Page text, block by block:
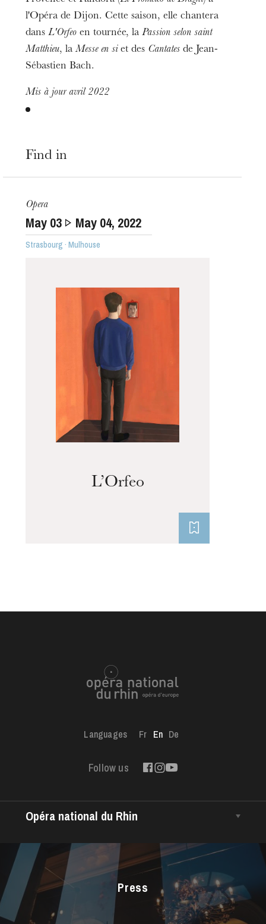
The OnR with you
Guided tours of the Opera
House
l'Opéra de Dijon. Cette saison, elle chantera
dansL'Orfeo en tournée, laPassion selon saint
Matthieu, laMesse en si et des Cantates de Jean-
Sébastien Bach.
Mis à jour avril 2022
Find in
Opera
May 03 May 04, 2022
Strasbourg · Mulhouse
L’Orfeo
Languages Fr En De
Follow us
Opéra national du Rhin
Managing Director
The Opéra national du Rhin Ballet
Choir
The Opéra Studio
Press